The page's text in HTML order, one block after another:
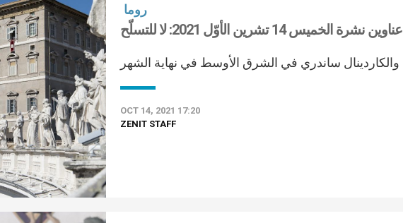
روما
عناوين نشرة الخميس 14 تشرين الأوّل 2021: لا للتسلّح
والكاردينال ساندري في الشرق الأوسط في نهاية الشهر
OCT 14, 2021 17:20
ZENIT STAFF